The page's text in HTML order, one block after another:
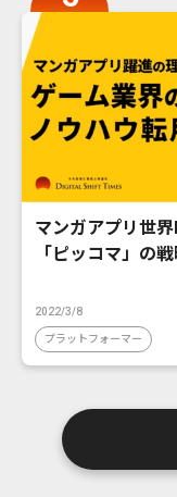
マンガアプリ世
「ピッコマ」の
2022/3/8
プラットフォーマー